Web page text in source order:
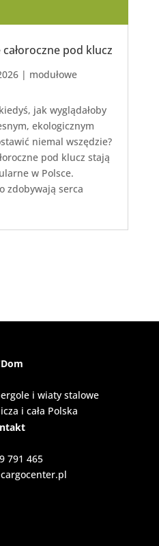
pod klucz
| modułowe
jak wyglądałoby
ekologicznym
niemal wszędzie?
pod klucz stają
w Polsce.
zdobywają serca
i wiaty stalowe
i cała Polska
791 465